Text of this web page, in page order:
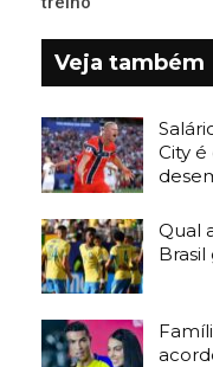
Veja também
City
Qual
Brasil